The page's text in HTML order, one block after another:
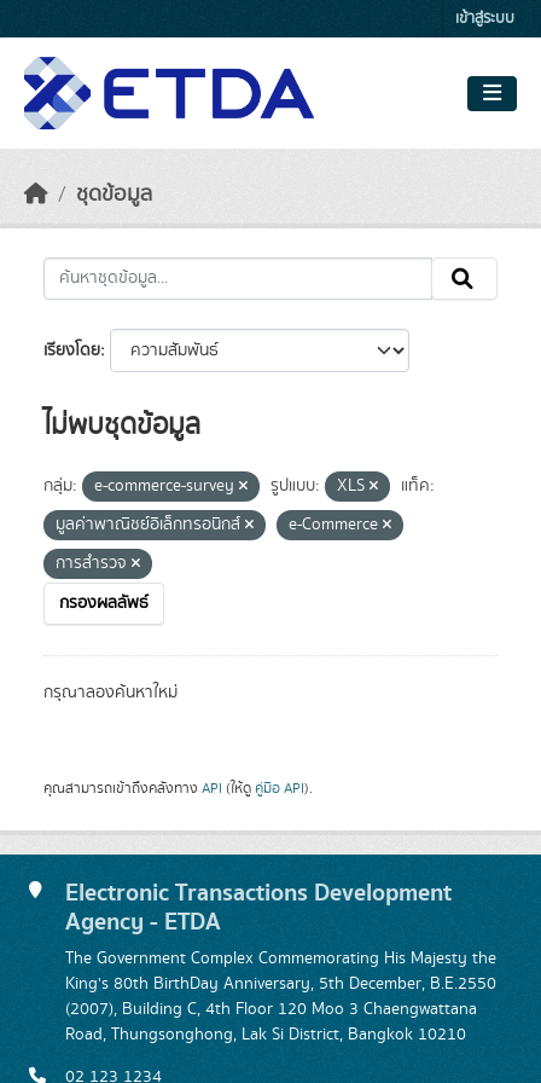
เข้าสู่ระบบ
ชุดข้อมูล
เรียงโดย
ไม่พบชุดข้อมูล
กลุ่ม: e-commerce-survey รูปแบบ: XLS
แท็ค:
มูลค่าพาณิชย์อิเล็กทรอนิกส์
e-Commerce
การสำรวจ
กรองผลลัพธ์
กรุณาลองค้นหาใหม่
คุณสามารถเข้าถึงคลังทาง API (ให้ดู คู่มือ API).
Electronic Transactions Development
Agency - ETDA
The Government Complex Commemorating His Majesty the
King's 80th BirthDay Anniversary, 5th December, B.E.2550
(2007), Building C, 4th Floor 120 Moo 3 Chaengwattana
Road, Thungsonghong, Lak Si District, Bangkok 10210
02 123 1234